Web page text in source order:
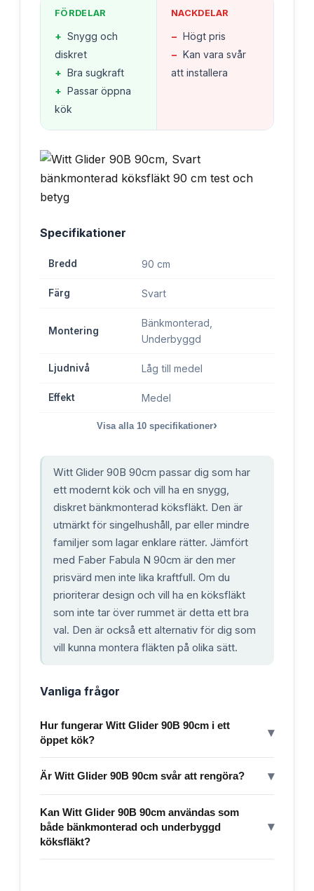
FÖRDELAR
+ Snygg och
diskret
+ Bra sugkraft
+ Passar öppna
kök
NACKDELAR
− Högt pris
− Kan vara svår
att installera
Specifikationer
Bredd 90 cm
Färg Svart
Montering
Bänkmonterad,
Underbyggd
Ljudnivå Låg till medel
Effekt Medel
Visa alla 10 specifikationer›
Witt Glider 90B 90cm passar dig som har
ett modernt kök och vill ha en snygg,
diskret bänkmonterad köksfläkt. Den är
utmärkt för singelhushåll, par eller mindre
familjer som lagar enklare rätter. Jämfört
med Faber Fabula N 90cm är den mer
prisvärd men inte lika kraftfull. Om du
prioriterar design och vill ha en köksfläkt
som inte tar över rummet är detta ett bra
val. Den är också ett alternativ för dig som
vill kunna montera fläkten på olika sätt.
Vanliga frågor
Hur fungerar Witt Glider 90B 90cm i ett
öppet kök?
▾
Är Witt Glider 90B 90cm svår att rengöra? ▾
Kan Witt Glider 90B 90cm användas som
både bänkmonterad och underbyggd
köksfläkt?
▾